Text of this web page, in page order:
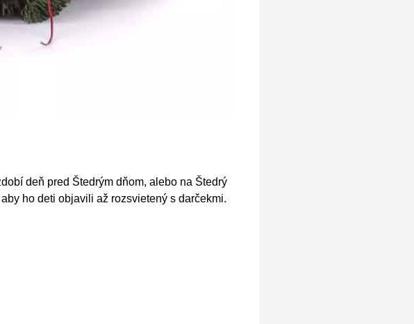
deň pred Štedrým dňom, alebo na Štedrý
ho deti objavili až rozsvietený s darčekmi.